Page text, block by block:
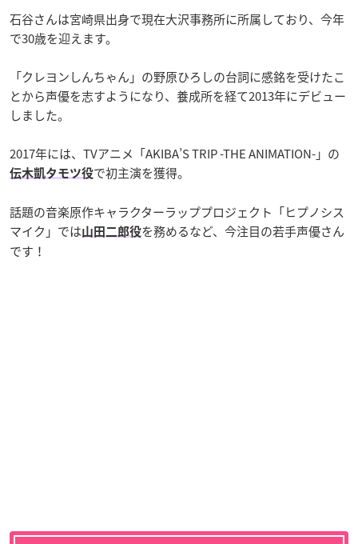
石谷さんは宮崎県出身で現在大沢事務所に所属しており、今年
で30歳を迎えます。
「クレヨンしんちゃん」の野原ひろしの台詞に感銘を受けたこ
とから声優を志すようになり、養成所を経て2013年にデビュー
しました。
2017年には、TVアニメ「AKIBA’S TRIP -THE ANIMATION-」の
伝木凱タモツ役で初主演を獲得。
話題の音楽原作キャラクターラッププロジェクト「ヒプノシス
マイク」では山田二郎役を務めるなど、今注目の若手声優さん
です！